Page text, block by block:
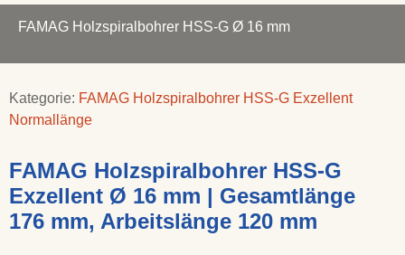
FAMAG Holzspiralbohrer HSS-G Ø 16 mm
Kategorie: FAMAG Holzspiralbohrer HSS-G Exzellent
Normallänge
FAMAG Holzspiralbohrer HSS-G
Exzellent Ø 16 mm | Gesamtlänge
176 mm, Arbeitslänge 120 mm